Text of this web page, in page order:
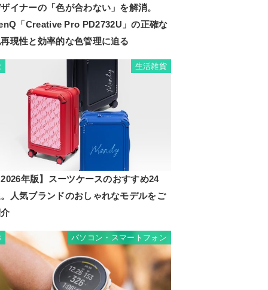
イナーの「色が合わない」を解消。
「Creative Pro PD2732U」の正確な
現性と効率的な色管理に迫る
生活雑貨
年版】スーツケースのおすすめ24
人気ブランドのおしゃれなモデルをご
パソコン・スマートフォン